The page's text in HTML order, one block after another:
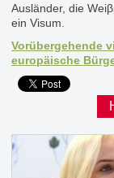
Ausländer, die
ein Visum.
Vorübergehende
europäische